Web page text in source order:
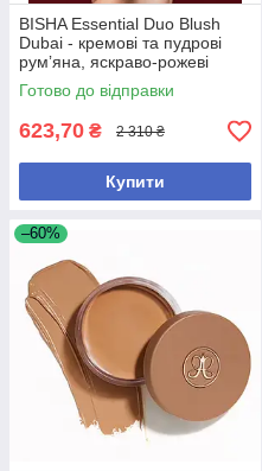
BISHA Essential Duo Blush
Dubai - кремові та пудрові
румʼяна, яскраво-рожеві
Готово до відправки
623,70 ₴ 2 310 ₴
Купити
–60%